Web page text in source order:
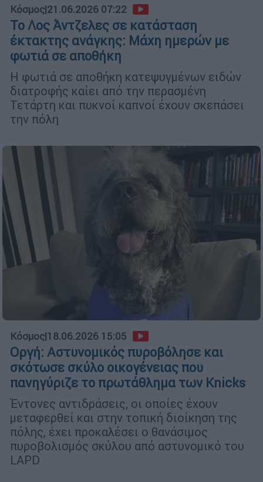
Κόσμος|21.06.2026 07:22
Το Λος Άντζελες σε κατάσταση
έκτακτης ανάγκης: Μάχη ημερών με
φωτιά σε αποθήκη
Η φωτιά σε αποθήκη κατεψυγμένων ειδών
διατροφής καίει από την περασμένη
Τετάρτη και πυκνοί καπνοί έχουν σκεπάσει
την πόλη
Κόσμος|18.06.2026 15:05
Οργή: Αστυνομικός πυροβόλησε και
σκότωσε σκύλο οικογένειας που
πανηγύριζε το πρωτάθλημα των Knicks
Έντονες αντιδράσεις, οι οποίες έχουν
μεταφερθεί και στην τοπική διοίκηση της
πόλης, έχει προκαλέσει ο θανάσιμος
πυροβολισμός σκύλου από αστυνομικό του
LAPD